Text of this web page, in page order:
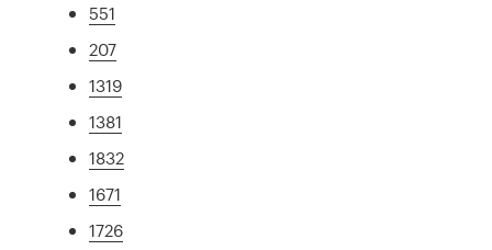
551
207
1319
1381
1832
1671
1726